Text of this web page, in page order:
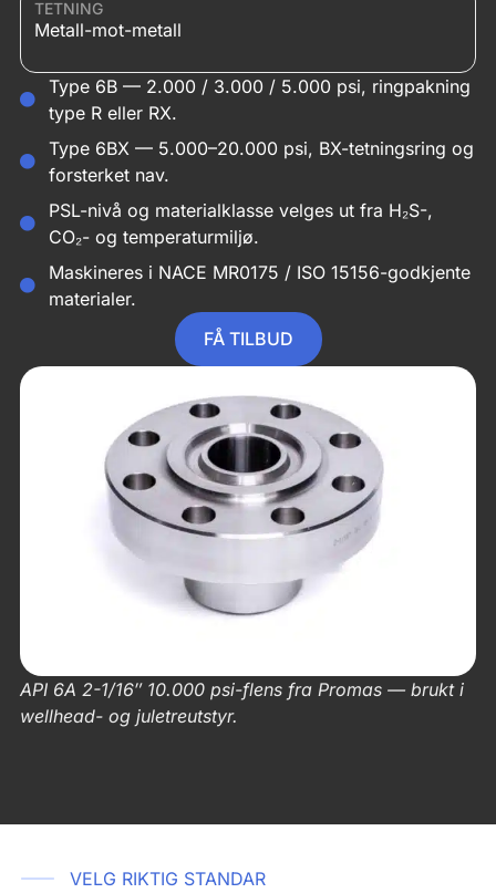
TETNING
Metall-mot-metall
Type 6B — 2.000 / 3.000 / 5.000 psi, ringpakning
type R eller RX.
Type 6BX — 5.000–20.000 psi, BX-tetningsring og
forsterket nav.
PSL-nivå og materialklasse velges ut fra H₂S-,
CO₂- og temperaturmiljø.
Maskineres i NACE MR0175 / ISO 15156-godkjente
materialer.
FÅ TILBUD
API 6A 2-1/16″ 10.000 psi-flens fra Promas — brukt i
wellhead- og juletreutstyr.
VELG RIKTIG STANDAR